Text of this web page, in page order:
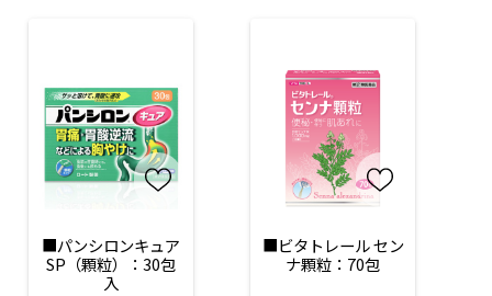
■パンシロンキュア
SP（顆粒）：30包
入
■ビタトレール セン
ナ顆粒：70包